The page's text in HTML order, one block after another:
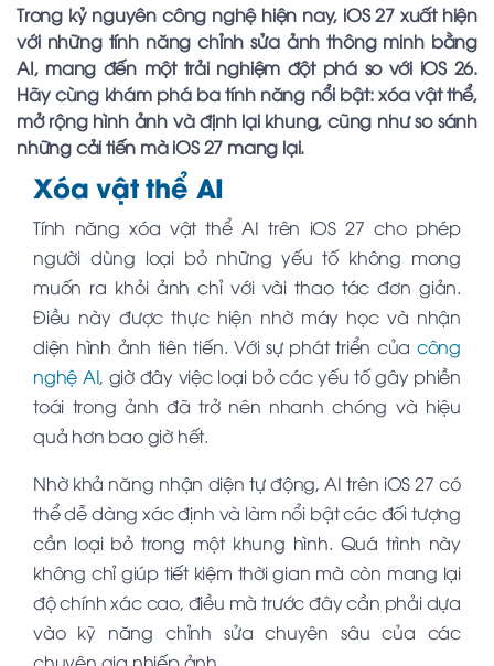
Trong kỷ nguyên công nghệ hiện nay, iOS 27 xuất hiện
với những tính năng chỉnh sửa ảnh thông minh bằng
AI, mang đến một trải nghiệm đột phá so với iOS 26.
Hãy cùng khám phá ba tính năng nổi bật: xóa vật thể,
mở rộng hình ảnh và định lại khung, cũng như so sánh
những cải tiến mà iOS 27 mang lại.
Xóa vật thể AI
Tính năng xóa vật thể AI trên iOS 27 cho phép
người dùng loại bỏ những yếu tố không mong
muốn ra khỏi ảnh chỉ với vài thao tác đơn giản.
Điều này được thực hiện nhờ máy học và nhận
diện hình ảnh tiên tiến. Với sự phát triển của công
nghệ AI, giờ đây việc loại bỏ các yếu tố gây phiền
toái trong ảnh đã trở nên nhanh chóng và hiệu
quả hơn bao giờ hết.
Nhờ khả năng nhận diện tự động, AI trên iOS 27 có
thể dễ dàng xác định và làm nổi bật các đối tượng
cần loại bỏ trong một khung hình. Quá trình này
không chỉ giúp tiết kiệm thời gian mà còn mang lại
độ chính xác cao, điều mà trước đây cần phải dựa
vào kỹ năng chỉnh sửa chuyên sâu của các